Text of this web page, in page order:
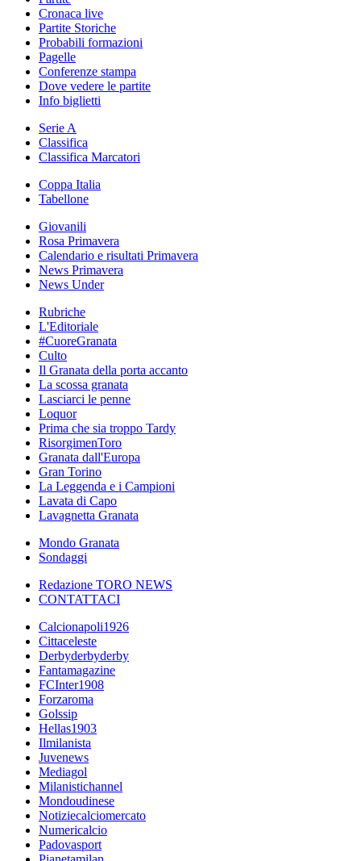
Cronaca live
Partite Storiche
Probabili formazioni
Pagelle
Conferenze stampa
Dove vedere le partite
Info biglietti
Serie A
Classifica
Classifica Marcatori
Coppa Italia
Tabellone
Giovanili
Rosa Primavera
Calendario e risultati Primavera
News Primavera
News Under
Rubriche
L'Editoriale
#CuoreGranata
Culto
Il Granata della porta accanto
La scossa granata
Lasciarci le penne
Loquor
Prima che sia troppo Tardy
RisorgimenToro
Granata dall'Europa
Gran Torino
La Leggenda e i Campioni
Lavata di Capo
Lavagnetta Granata
Mondo Granata
Sondaggi
Redazione TORO NEWS
CONTATTACI
Calcionapoli1926
Cittaceleste
Derbyderbyderby
Fantamagazine
FCInter1908
Forzaroma
Golssip
Hellas1903
Ilmilanista
Juvenews
Mediagol
Milanistichannel
Mondoudinese
Notiziecalciomercato
Numericalcio
Padovasport